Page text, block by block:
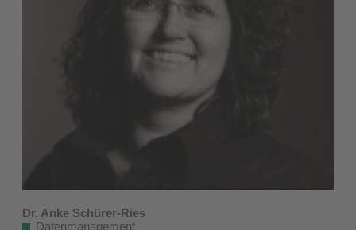
Dr. Anke Schürer-Ries
Datenmanagement